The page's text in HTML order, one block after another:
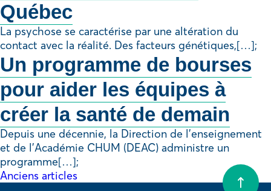
Québec
La psychose se caractérise par une altération du
contact avec la réalité. Des facteurs génétiques,[…];
Un programme de bourses
pour aider les équipes à
créer la santé de demain
Depuis une décennie, la Direction de l’enseignement
et de l’Académie CHUM (DEAC) administre un
programme[…];
Navigation
Anciens articles